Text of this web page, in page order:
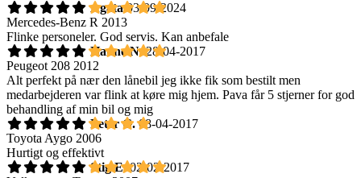
Agata 03-09-2024
Mercedes-Benz R 2013
Flinke personeler. God servis. Kan anbefale
Hanne N. 28-04-2017
Peugeot 208 2012
Alt perfekt på nær den lånebil jeg ikke fik som bestilt men
medarbejderen var flink at køre mig hjem. Pava får 5 stjerner for god
behandling af min bil og mig
Peter G. 08-04-2017
Toyota Aygo 2006
Hurtigt og effektivt
Stig E. 02-02-2017